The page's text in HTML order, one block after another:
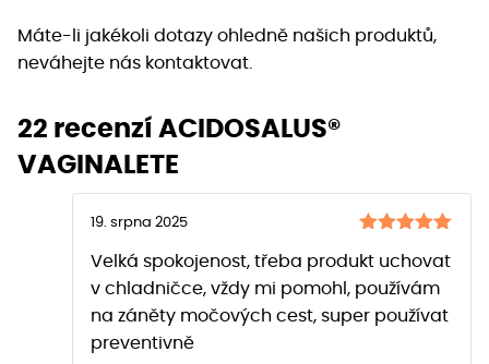
Máte-li jakékoli dotazy ohledně našich produktů,
neváhejte nás kontaktovat.
22 recenzí ACIDOSALUS®
VAGINALETE
5z 5
19. srpna 2025
Velká spokojenost, třeba produkt uchovat
v chladničce, vždy mi pomohl, používám
na záněty močových cest, super používat
preventivně